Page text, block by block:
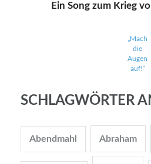
Ein Song zum Krieg
„Mach
die
Augen
auf!“
SCHLAGWÖRTER
Abendmahl Abraham